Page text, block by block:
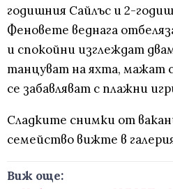
годишния Сайлъс и 2-
Феновете веднага
и спокойни изглеждат
танцуват на яхта, мажат
се забавляват с плажни
Сладките снимки от
семейство вижте в
Виж още: